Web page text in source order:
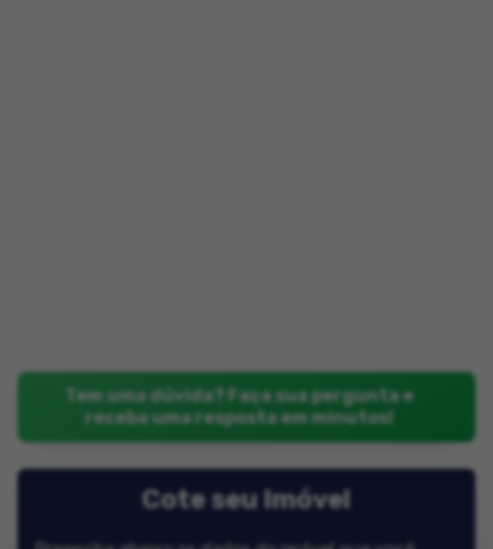
Tem uma dúvida? Faça sua pergunta e
receba uma resposta em minutos!
Cote seu Imóvel